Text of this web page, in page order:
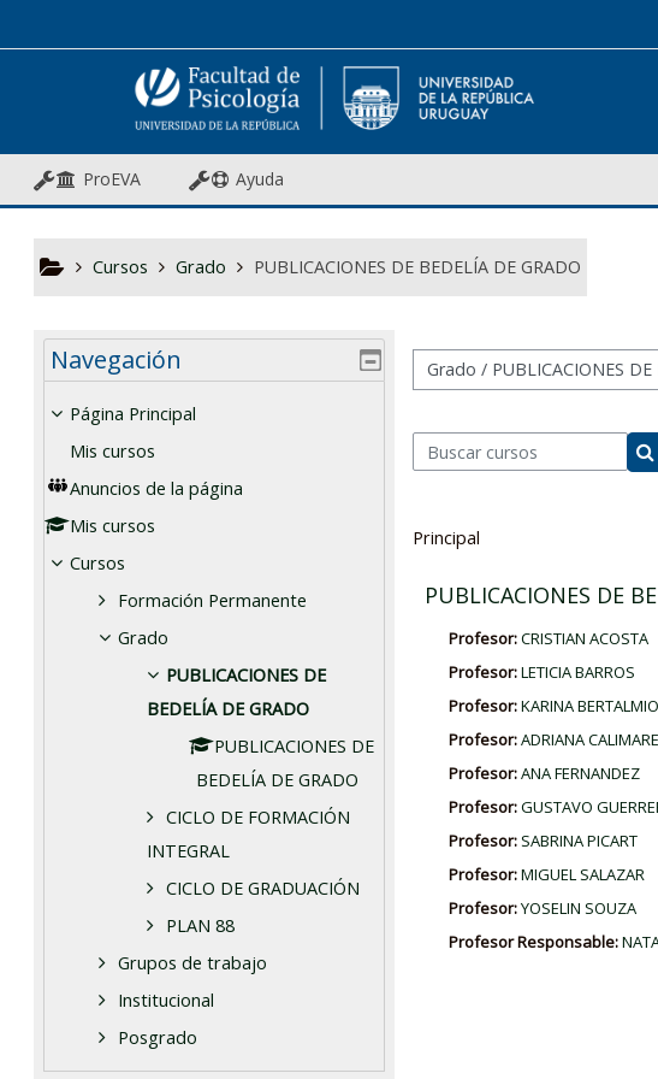
ProEVA Ayuda
Cursos Grado PUBLICACIONES DE BEDELÍA DE GRADO
Categorías
Buscar cursos
Principal
PUBLICACIONES DE
Profesor:CRISTIAN ACOSTA
Profesor:LETICIA BARROS
Profesor:KARINA BERTALMIO
Profesor:ADRIANA
Profesor:ANA FERNANDEZ
Profesor:GUSTAVO
Profesor: SABRINA PICART
Profesor:MIGUEL SALAZAR
Profesor:YOSELIN SOUZA
Profesor Responsable:
Navegación
Página Principal
Mis cursos
Anuncios de la página
Mis cursos
Cursos
Formación Permanente
Grado
PUBLICACIONES DE
BEDELÍA DE GRADO
PUBLICACIONES DE
BEDELÍA DE GRADO
CICLO DE FORMACIÓN
INTEGRAL
CICLO DE GRADUACIÓN
PLAN 88
Grupos de trabajo
Institucional
Posgrado